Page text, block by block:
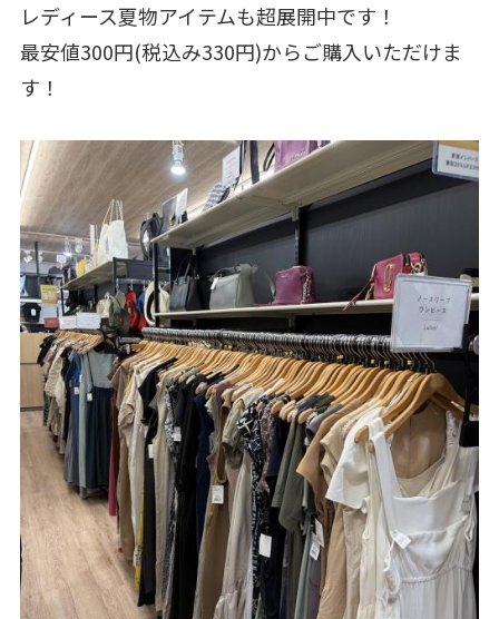
レディース夏物アイテムも超展開中です！
最安値300円(税込み330円)からご購入いただけま
す！